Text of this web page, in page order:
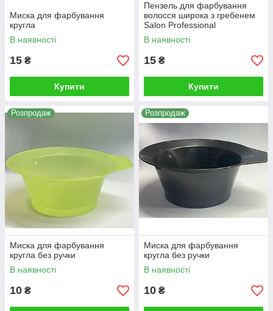
Миска для фарбування
кругла
В наявності
15 ₴
Купити
Пензель для фарбування
волосся широка з гребенем
Salon Professional
В наявності
15 ₴
Купити
Розпродаж
Миска для фарбування
кругла без ручки
В наявності
10 ₴
Розпродаж
Миска для фарбування
кругла без ручки
В наявності
10 ₴